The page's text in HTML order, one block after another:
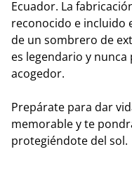
Ecuador. La
reconocido e incluido
de un sombrero de
es legendario y
acogedor.
Prepárate para dar
memorable y te
protegiéndote del sol.